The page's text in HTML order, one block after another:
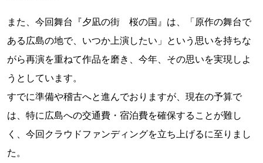
また、今回舞台『夕凪の街 桜の国』は、「原作の舞台で
ある広島の地で、いつか上演したい」という思いを持ちな
がら再演を重ねて作品を磨き、今年、その思いを実現しよ
うとしています。
すでに準備や稽古へと進んでおりますが、現在の予算で
は、特に広島への交通費・宿泊費を確保することが難し
く、今回クラウドファンディングを立ち上げるに至りまし
た。